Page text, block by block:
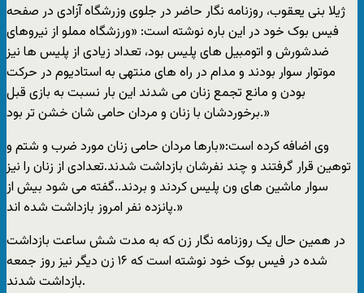
ژیلا بنی یعقوب، روزنامه نگار حاضر در جلوی وزرشگاه آزادی در صفحه
فيس بوک خود در اين باره نوشته است: «ورزشگاه مملو از نيروهای
ضدشورش و اتومبيل های پليس بود، تعداد زيادی از پليس ها نيز
موتوار سوار بودند و مدام در راه های منتهی به استاديوم در حرکت
بودن و مانع تجمع زنان می شدند اين بار نسبت به بازی قبل
برخوردشان با زنان و مردان حامی شان خشن تر بود.»
وی اضافه کرده است:«بارها مردان حامی زنان مورد ضرب و شتم و
توهين قرار گرفتند و چند نفرشان بازداشت شدند.تعدادی از زنان را نيز
سوار ماشين های ون پليس کردند و بردند..گفته می شود بيش از
پانزده نفر امروز بازداشت شده اند.»
در همین حال یک روزنامه نگار زن که به مدت شش ساعت بازداشت
شده در فیس بوک خود نوشته است که ۱۶ زن دیگر نیز روز جمعه
بازداشت شدند.